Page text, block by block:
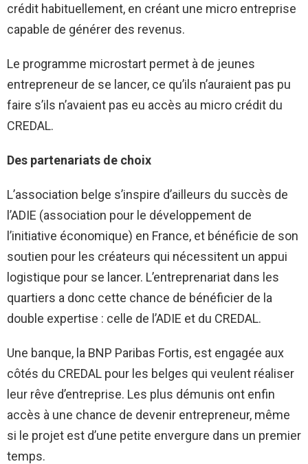
crédit habituellement, en créant une micro entreprise
capable de générer des revenus.
Le programme microstart permet à de jeunes
entrepreneur de se lancer, ce qu’ils n’auraient pas pu
faire s’ils n’avaient pas eu accès au micro crédit du
CREDAL.
Des partenariats de choix
L’association belge s’inspire d’ailleurs du succès de
l’ADIE (association pour le développement de
l’initiative économique) en France, et bénéficie de son
soutien pour les créateurs qui nécessitent un appui
logistique pour se lancer. L’entreprenariat dans les
quartiers a donc cette chance de bénéficier de la
double expertise : celle de l’ADIE et du CREDAL.
Une banque, la BNP Paribas Fortis, est engagée aux
côtés du CREDAL pour les belges qui veulent réaliser
leur rêve d’entreprise. Les plus démunis ont enfin
accès à une chance de devenir entrepreneur, même
si le projet est d’une petite envergure dans un premier
temps.